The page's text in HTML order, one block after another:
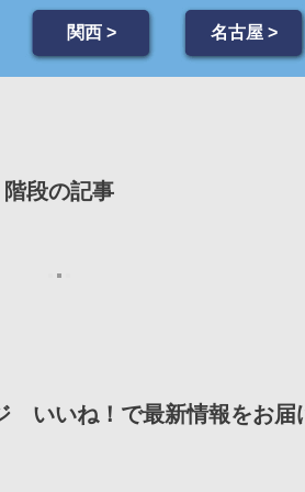
関西 > 名古屋 >
階段の記事